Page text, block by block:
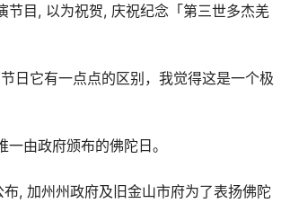
目, 以为祝贺, 庆祝纪念「第三世多杰羌
日它有一点点的区别，我觉得这是一个极
由政府颁布的佛陀日。
, 加州州政府及旧金山市府为了表扬佛陀